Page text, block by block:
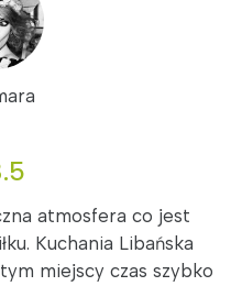
atmosfera co jest
Kuchania Libańska
miejscy czas szybko